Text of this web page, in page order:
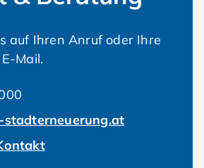
Stammtisch 2026 in